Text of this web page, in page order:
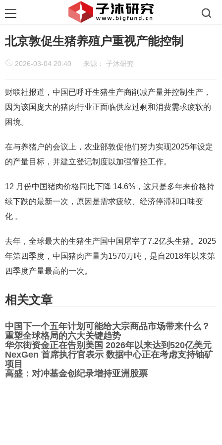
北京敦促生猪养殖户重视产能控制
2026-03-04 20:40 来源： 子沐研究
财联社报道，中国已呼吁生猪生产商削减产量并控制生产，
因为该国庞大的猪肉行业正面临供应过剩和消费需求疲软的
困境。
在与养猪户的会议上，农业部敦促他们努力实现2025年设定
的产量目标，并建立登记制度以加强管控工作。
12 月份中国猪肉价格同比下降 14.6%，这只是多年来价格持
续下跌的最新一次，原因是需求疲软、经济停滞和口味变
化 。
去年，全球最大的生猪生产国中国屠宰了7.2亿头生猪。2025
年第四季度，中国猪肉产量为1570万吨，是自2018年以来第
四季度产量最高的一次。
相关文章
中国下一个五年计划可能给大宗商品市场带来什么？
重塑全球格局的六大关键趋势
华尔街资金正在告别美国 2026年以来达到520亿美元
NexGen 首席执行官表示 数据中心正在考虑支持铀矿
项目
高盛：对冲基金创纪录增持亚洲股票